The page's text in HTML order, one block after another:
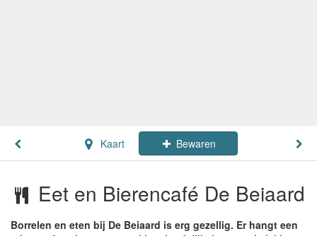
Kaart Bewaren
Eet en Bierencafé De Beiaard
Borrelen en eten bij De Beiaard is erg gezellig. Er hangt een